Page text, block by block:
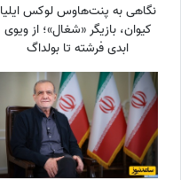
نگاهی به پنت‌هاوس لوکس ایلیا
کیوان، بازیگر «شغال»؛ از ویوی
ابدی فرشته تا بولداگ
دوست‌داشتنی و دکوراسیون
چشم‌نواز